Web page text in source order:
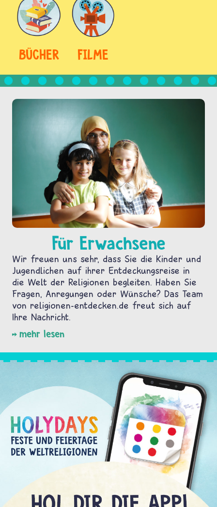
BÜCHER FILME
Für Erwachsene
Wir freuen uns sehr, dass Sie die Kinder und
Jugendlichen auf ihrer Entdeckungsreise in
die Welt der Religionen begleiten. Haben Sie
Fragen, Anregungen oder Wünsche? Das Team
von religionen-entdecken.de freut sich auf
Ihre Nachricht.
mehr lesen